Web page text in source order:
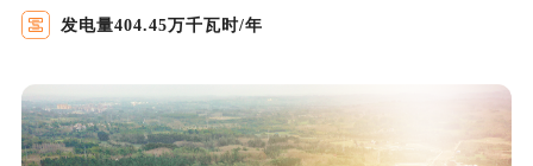
发电量404.45万千瓦时/年